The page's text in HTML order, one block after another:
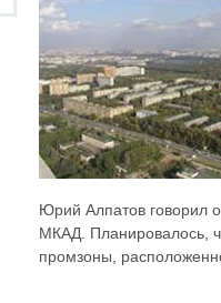
Юрий Алпатов говорил
МКАД. Планировалось,
промзоны,